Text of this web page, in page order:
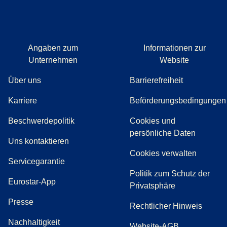
Angaben zum
Unternehmen
Über uns
Karriere
Beschwerdepolitik( Öffnet einen neuen Tab )
( öffnet eine PDF)
Uns kontaktieren
Servicegarantie
Eurostar-App
Presse(
Nachhaltigkeit
Informationen zur
Website
Barrierefreiheit
Beförderungsbedingungen
Cookies und
persönliche Daten
Cookies verwalten
Politik zum Schutz der
Privatsphäre
Rechtlicher Hinweis